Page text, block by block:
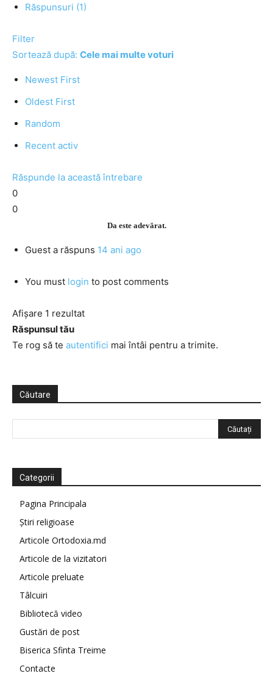
Răspunsuri (1)
Filter
Sortează după: Cele mai multe voturi
Newest First
Oldest First
Random
Recent activ
Răspunde la această întrebare
0
0
Da este adevărat.
Guest a răspuns 14 ani ago
You must login to post comments
Afișare 1 rezultat
Răspunsul tău
Te rog să te autentifici mai întâi pentru a trimite.
Căutare
Categorii
Pagina Principala
Știri religioase
Articole Ortodoxia.md
Articole de la vizitatori
Articole preluate
Tâlcuiri
Bibliotecă video
Gustări de post
Biserica Sfinta Treime
Contacte